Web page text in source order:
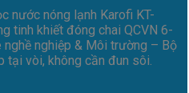
nước nóng lạnh Karofi KT-
tinh khiết đóng chai QCVN 6-
nghề nghiệp & Môi trường – Bộ
tại vòi, không cần đun sôi.